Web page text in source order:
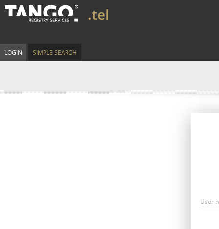
.tel
LOGIN SIMPLE SEARCH
User